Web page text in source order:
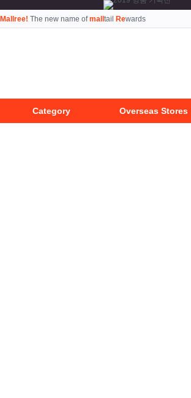
Mallree! The new name ofmall tail Rewards
Category Overseas Stores